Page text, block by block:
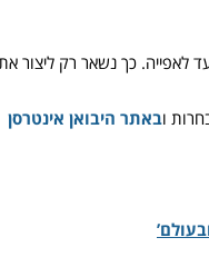
כך נשאר רק ליצור את
ובאתר היבואן אינטרסן